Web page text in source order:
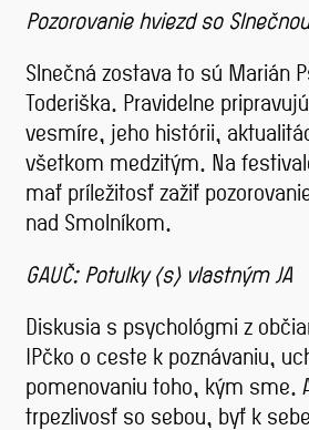
Pozorovanie hviezd so
Slnečná zostava to sú Marián
Toderiška. Pravidelne
vesmíre, jeho histórii,
všetkom medzitým. Na
mať príležitosť zažiť
nad Smolníkom.
GAUČ: Potulky (s) vlastným JA
Diskusia s psychológmi z
IPčko o ceste k poznávaniu,
pomenovaniu toho, kým sme.
trpezlivosť so sebou, byť k